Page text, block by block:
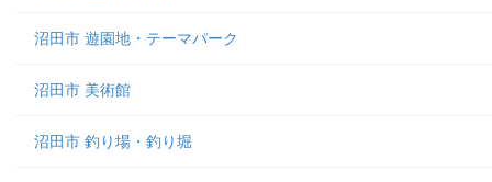
沼田市 遊園地・テーマパーク
沼田市 美術館
沼田市 釣り場・釣り堀